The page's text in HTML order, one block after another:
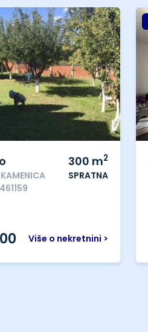
300 m2
SPRATNA
Više o nekretnini >